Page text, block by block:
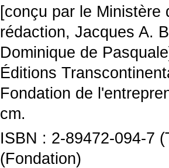
[conçu par le
rédaction, Jacques A.
Dominique de
Éditions
Fondation de
cm.
ISBN : 2-89472-094-7
(Fondation)